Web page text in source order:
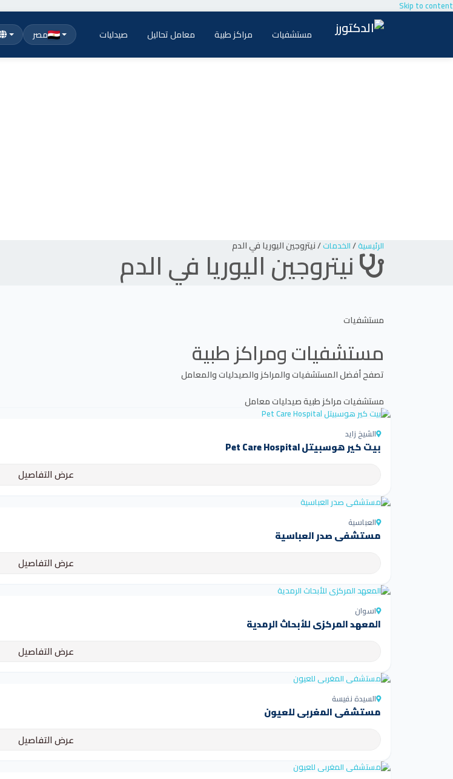
Skip to content
مستشفيات مراكز طبية معامل تحاليل صيدليات مصر
الرئيسية/الخدمات/نيتروجين اليوريا في الدم
نيتروجين اليوريا في الدم
مستشفيات
مستشفيات ومراكز طبية
تصفح أفضل المستشفيات والمراكز والصيدليات والمعامل
مستشفياتمراكز طبيةصيدلياتمعامل
الشيخ زايد
بيت كير هوسبيتل Pet Care Hospital
عرض التفاصيل
العباسية
مستشفى صدر العباسية
عرض التفاصيل
اسوان
المعهد المركزي للأبحاث الرمدية
عرض التفاصيل
السيدة نفيسة
مستشفى المغربي للعيون
عرض التفاصيل